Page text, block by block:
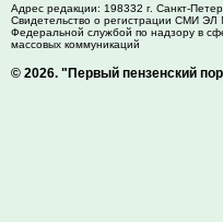
Адрес редакции: 198332 г. Санкт-
Свидетельство о регистрации СМИ
Федеральной службой по надзору в
массовых коммуникаций
© 2026. "Первый пензенский